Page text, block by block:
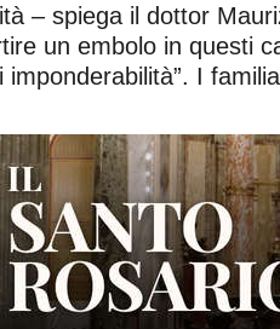
– spiega il dottor
un embolo in questi
I